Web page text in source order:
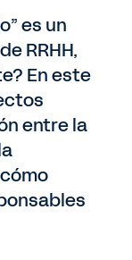
es un
RRHH,
En este
entre la